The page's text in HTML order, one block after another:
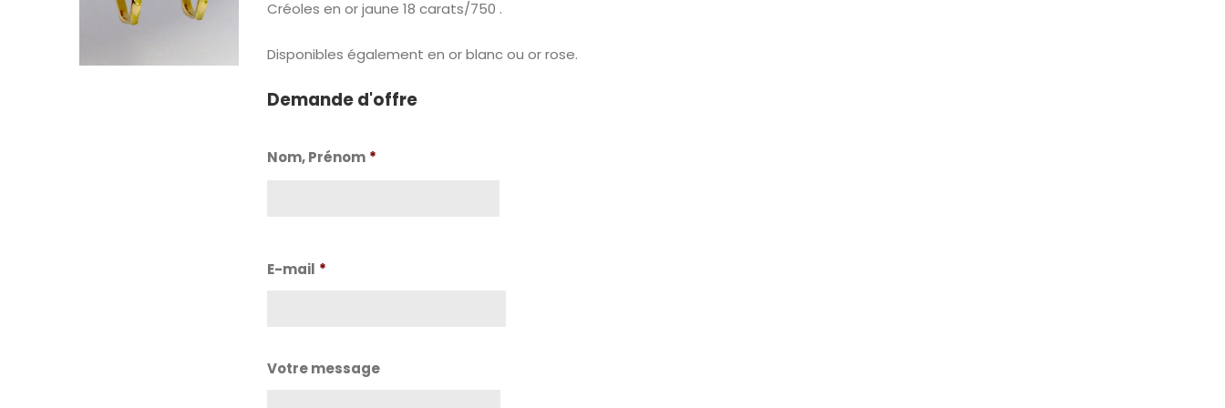
Créoles en or jaune 18 carats/750 .
Disponibles également en or blanc ou or rose.
Demande d'offre
Nom, Prénom *
E-mail *
Votre message